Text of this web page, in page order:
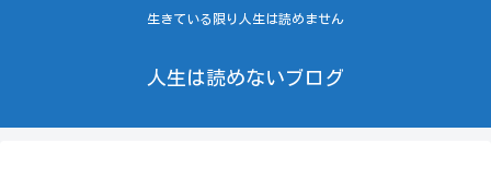
生きている限り人生は読めません
人生は読めないブログ